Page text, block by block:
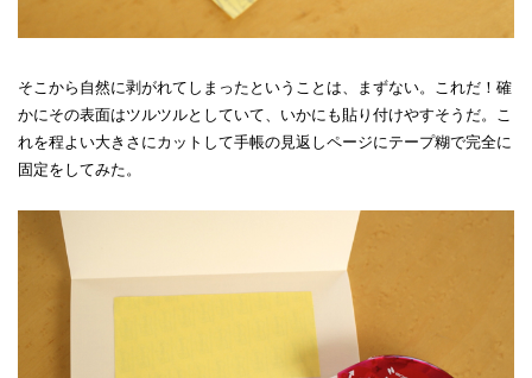
そこから自然に剥がれてしまったということは、まずない。これだ！確
かにその表面はツルツルとしていて、いかにも貼り付けやすそうだ。こ
れを程よい大きさにカットして手帳の見返しページにテープ糊で完全に
固定をしてみた。